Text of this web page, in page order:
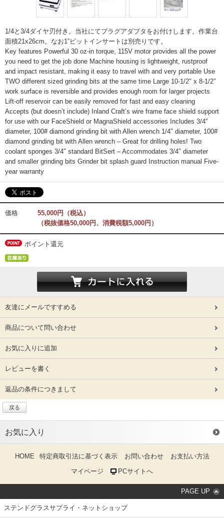
1/4と3/4ダイヤ刃付き。当社にてプラグアダプタをお付けします。作業台
面積21x26cm。なお1”ビットインサートは別売りです。
Key features Powerful 30 oz-in torque, 115V motor provides all the power
you need to get the job done Machine housing is lightweight, rustproof
and impact resistant, making it easy to travel with and very portable Use
TWO different sized grinding bits at the same time Large 10-1/2″ x 8-1/2″
work surface is reversible and provides enough room for larger projects
Lift-off reservoir can be easily removed for fast and easy cleaning
Accepts (but doesn’t include) Inland Craft’s wire frame face shield support
for use with our FaceShield or MagnaShield accessories Includes 3/4″
diameter, 100# diamond grinding bit with Allen wrench 1/4″ diameter, 100#
diamond grinding bit with Allen wrench – Great for drilling holes! Two
coolant sponges 3/4″ standard BitSert – Accommodates 3/4″ diameter
and smaller grinding bits Grinder bit splash guard Instruction manual Five-
year warranty
価格
55,000円（税込）
（税抜価格50,000円、消費税額5,000円）
ポイント還元
友達にメールですすめる
商品について問い合わせ
お気に入りに追加
レビューを書く
返品の条件につきまして
戻る
お気に入り
HOME 特定商取引法に基づく表示 お問い合わせ
お支払い方法
マイページ
PCサイトへ
PAGE UP
ステンドグラスサプライ・ネットショップ